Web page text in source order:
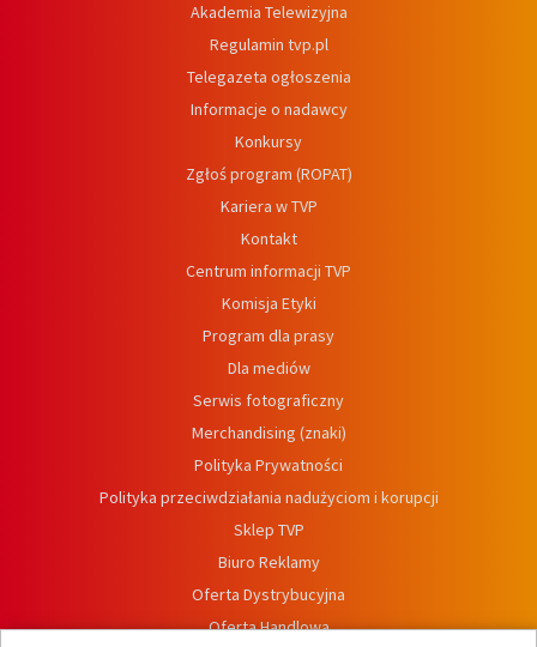
Akademia Telewizyjna
Regulamin tvp.pl
Telegazeta ogłoszenia
Informacje o nadawcy
Konkursy
Zgłoś program (ROPAT)
Kariera w TVP
Kontakt
Centrum informacji TVP
Komisja Etyki
Program dla prasy
Dla mediów
Serwis fotograficzny
Merchandising (znaki)
Polityka Prywatności
Polityka przeciwdziałania nadużyciom i korupcji
Sklep TVP
Biuro Reklamy
Oferta Dystrybucyjna
Oferta Handlowa